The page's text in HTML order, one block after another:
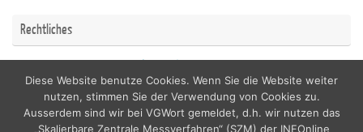
Rechtliches
Impressum Datenschutzerklärung
Diese Website benutze Cookies. Wenn Sie die Website weiter
nutzen, stimmen Sie der Verwendung von Cookies zu.
Ausserdem sind wir bei VGWort gemeldet, d.h. wir nutzen das
„Skalierbare Zentrale Messverfahren“ (SZM) der INFOnline